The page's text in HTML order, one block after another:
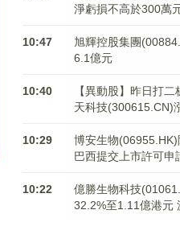
淨虧損不高於300萬
10:47
旭輝控股集團
6.1億元
10:40
【異動股】昨日打
天科技(300615.CN)
10:29
博安生物
巴西提交上市許可申
10:22
億勝生物科技
32.2%至1.11億港元